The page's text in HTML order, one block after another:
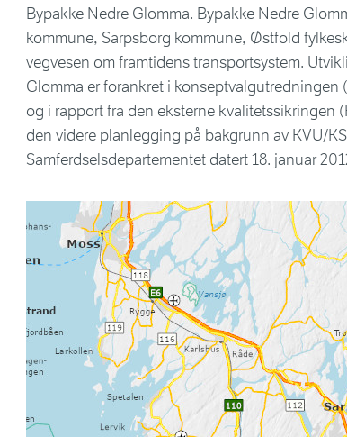
Bypakke Nedre Glomma. Bypakke Nedre
kommune, Sarpsborg kommune, Østfold
vegvesen om framtidens transportsystem.
Glomma er forankret i konseptvalgutredningen
og i rapport fra den eksterne kvalitetssikringen
den videre planlegging på bakgrunn av KVU/
Samferdselsdepartementet datert 18. januar